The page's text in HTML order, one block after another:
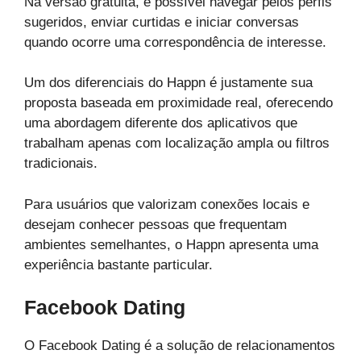
sugeridos, enviar curtidas e iniciar conversas
quando ocorre uma correspondência de interesse.
Um dos diferenciais do Happn é justamente sua
proposta baseada em proximidade real, oferecendo
uma abordagem diferente dos aplicativos que
trabalham apenas com localização ampla ou filtros
tradicionais.
Para usuários que valorizam conexões locais e
desejam conhecer pessoas que frequentam
ambientes semelhantes, o Happn apresenta uma
experiência bastante particular.
Facebook Dating
O Facebook Dating é a solução de relacionamentos